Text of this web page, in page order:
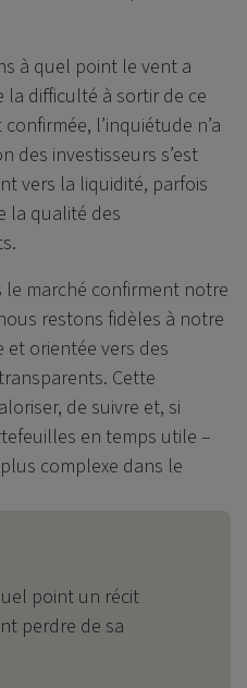
à quel point le vent a
difficulté à sortir de ce
l’inquiétude n’a
des investisseurs s’est
vers la liquidité, parfois
la qualité des
marché confirment notre
restons fidèles à notre
et orientée vers des
Cette
de suivre et, si
en temps utile –
complexe dans le
point un récit
perdre de sa